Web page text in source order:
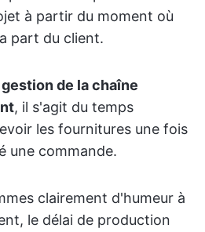
à partir du moment où
part du client.
gestion de la chaîne
, il s'agit du temps
les fournitures une fois
une commande.
clairement d'humeur à
le délai de production